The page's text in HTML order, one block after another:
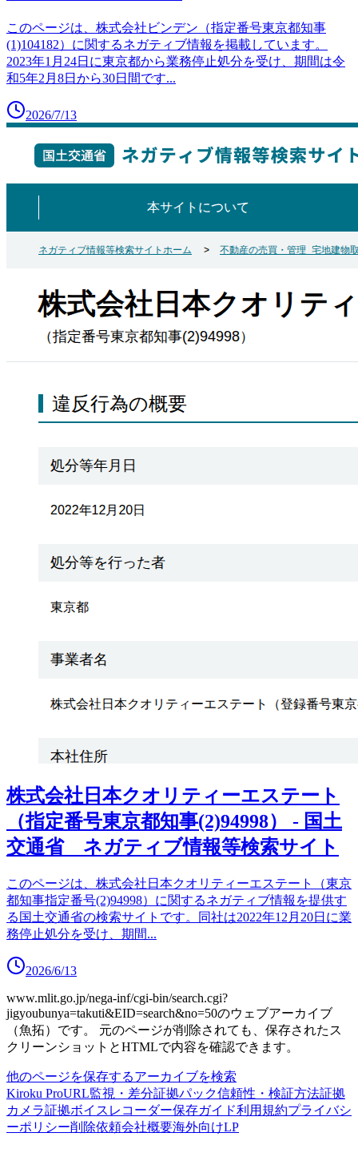
このページは、株式会社ビンデン（指定番号東京都知事
(1)104182）に関するネガティブ情報を掲載しています。
2023年1月24日に東京都から業務停止処分を受け、期間は令
和5年2月8日から30日間です...
2026/7/13
株式会社日本クオリティーエステート
（指定番号東京都知事(2)94998） - 国土
交通省 ネガティブ情報等検索サイト
このページは、株式会社日本クオリティーエステート（東京
都知事指定番号(2)94998）に関するネガティブ情報を提供す
る国土交通省の検索サイトです。同社は2022年12月20日に業
務停止処分を受け、期間...
2026/6/13
www.mlit.go.jp/nega-inf/cgi-bin/search.cgi?
jigyoubunya=takuti&EID=search&no=50のウェブアーカイブ
（魚拓）です。
元のページが削除されても、保存されたス
クリーンショットとHTMLで内容を確認できます。
他のページを保存するアーカイブを検索
Kiroku ProURL監視・差分証拠パック信頼性・検証方法証拠
カメラ証拠ボイスレコーダー保存ガイド利用規約プライバシ
ーポリシー削除依頼会社概要海外向けLP